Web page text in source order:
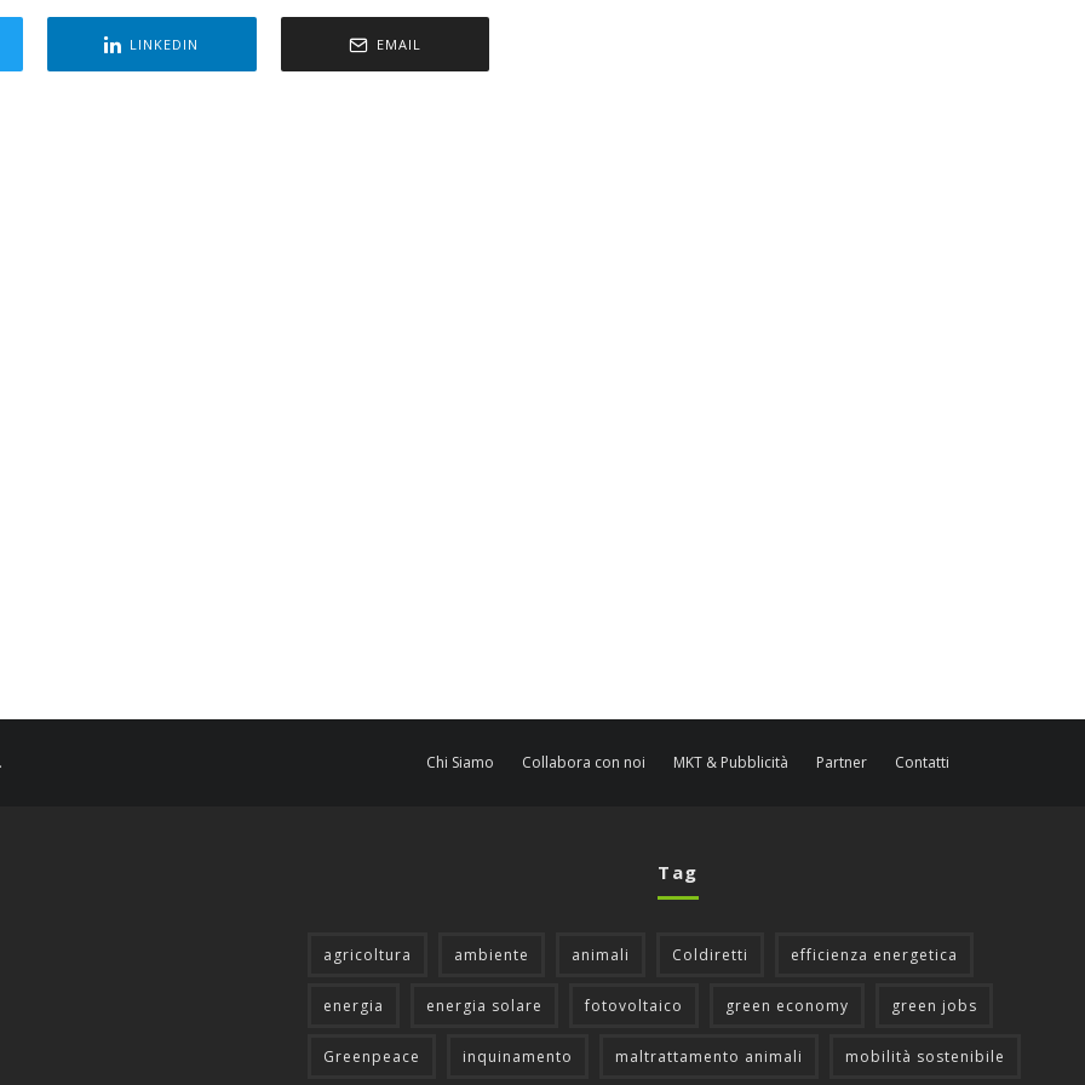
LINKEDIN EMAIL
Chi Siamo Collabora con noi MKT & Pubblicità Partner Contatti
Tag
agricoltura ambiente animali Coldiretti efficienza energetica
energia energia solare fotovoltaico green economy green jobs
Greenpeace inquinamento maltrattamento animali mobilità sostenibile